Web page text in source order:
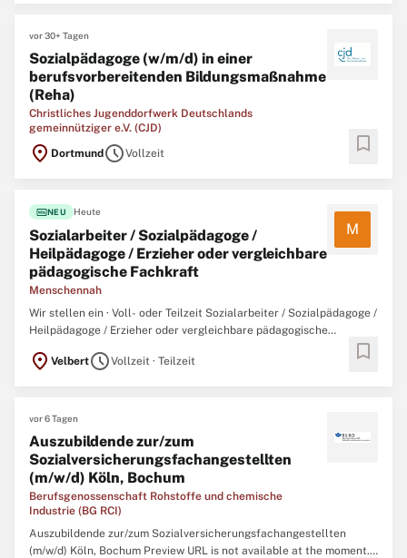
vor 30+ Tagen
Sozialpädagoge (w/m/d) in einer
berufsvorbereitenden Bildungsmaßnahme
(Reha)
Christliches Jugenddorfwerk Deutschlands
gemeinnütziger e.V. (CJD)
location_on Dortmund scheduleVollzeit bookmark
fiber_newNEU Heute
Sozialarbeiter / Sozialpädagoge /
Heilpädagoge / Erzieher oder vergleichbare
pädagogische Fachkraft
Menschennah
M
Wir stellen ein · Voll- oder Teilzeit Sozialarbeiter / Sozialpädagoge /
Heilpädagoge / Erzieher oder vergleichbare pädagogische
Fachkraft (m/w/d) Für unsere intensivpädagogischen Einzel- und
Zweiersettings Du möchtest Kinder und Jugendliche nachhaltig in
location_on VelbertscheduleVollzeit · Teilzeit bookmark
vor 6 Tagen
Auszubildende zur/zum
Sozialversicherungsfachangestellten
(m/w/d) Köln, Bochum
Berufsgenossenschaft Rohstoffe und chemische
Industrie (BG RCI)
Auszubildende zur/zum Sozialversicherungsfachangestellten
(m/w/d) Köln, Bochum Preview URL is not available at the moment.